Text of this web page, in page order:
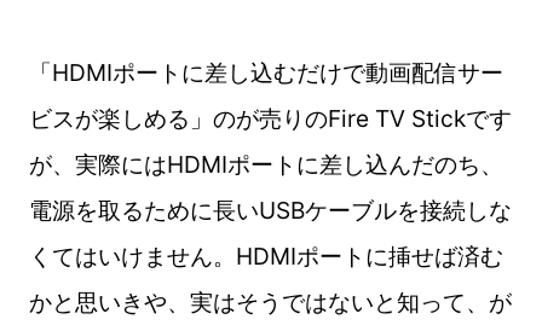
「HDMIポートに差し込むだけで動画配信サー
ビスが楽しめる」のが売りのFire TV Stickです
が、実際にはHDMIポートに差し込んだのち、
電源を取るために長いUSBケーブルを接続しな
くてはいけません。HDMIポートに挿せば済む
かと思いきや、実はそうではないと知って、が